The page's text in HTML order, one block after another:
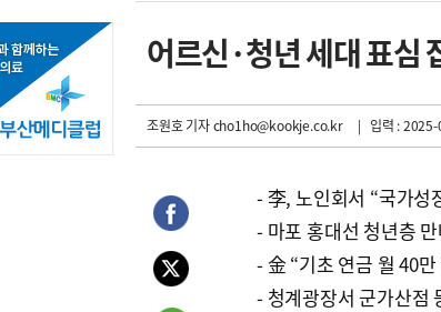
어르신·청년 세대 표심
조원호 기자cho1ho@kookje.co.kr | 입력 :
- 李, 노인회서 “국가성
- 마포 홍대선 청년층
- 金 “기초 연금 월 40
- 청계광장서 군가산점